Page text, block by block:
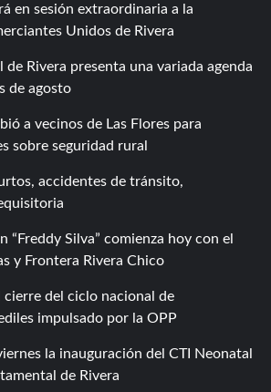
en sesión extraordinaria a la
Unidos de Rivera
de Rivera presenta una variada agenda
de agosto
a vecinos de Las Flores para
sobre seguridad rural
accidentes de tránsito,
“Freddy Silva” comienza hoy con el
y Frontera Rivera Chico
cierre del ciclo nacional de
impulsado por la OPP
la inauguración del CTI Neonatal
de Rivera